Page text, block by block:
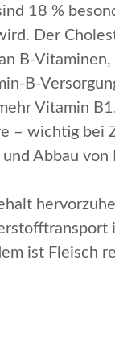
18 %
Der
B-
B-
Vitamin
– wichtig
Abbau
ist